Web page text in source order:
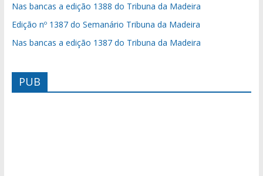
Nas bancas a edição 1388 do Tribuna da Madeira
Edição nº 1387 do Semanário Tribuna da Madeira
Nas bancas a edição 1387 do Tribuna da Madeira
PUB